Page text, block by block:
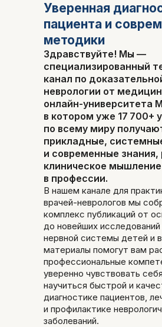
Уверенная
пациента и
методики
Здравствуйте! Мы —
специализированный
канал по
неврологии от
онлайн-университета
в котором уже 17 700+
по всему миру
прикладные,
и современные знания,
клиническое мышление
в профессии.
В нашем канале для
врачей-неврологов мы
комплекс публикаций от
до новейших исследований
нервной системы детей и
материалы помогут вам
профессиональные
уверенно чувствовать
научиться быстрой и
диагностике пациентов,
и профилактике
заболеваний.